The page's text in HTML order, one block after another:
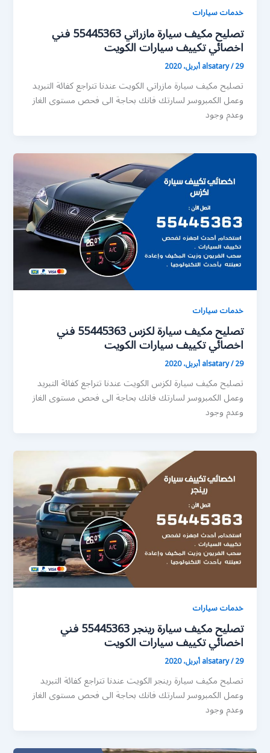
خدمات سيارات
تصليح مكيف سيارة مازراتي 55445363 فني
اخصائي تكييف سيارات الكويت
alsatary/29 أبريل، 2020
تصليح مكيف سيارة مازراتي الكويت عندنا تتراجع كفائة التبريد
وعمل الكمبروسر لسارتك فانك بحاجة الى فحص مستوى الغاز
وعدم وجود
خدمات سيارات
تصليح مكيف سيارة لكزس 55445363 فني
اخصائي تكييف سيارات الكويت
alsatary/29 أبريل، 2020
تصليح مكيف سيارة لكزس الكويت عندنا تتراجع كفائة التبريد
وعمل الكمبروسر لسارتك فانك بحاجة الى فحص مستوى الغاز
وعدم وجود
خدمات سيارات
تصليح مكيف سيارة رينجر 55445363 فني
اخصائي تكييف سيارات الكويت
alsatary/29 أبريل، 2020
تصليح مكيف سيارة رينجر الكويت عندنا تتراجع كفائة التبريد
وعمل الكمبروسر لسارتك فانك بحاجة الى فحص مستوى الغاز
وعدم وجود